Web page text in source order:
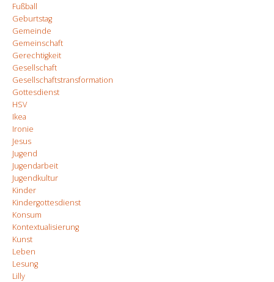
Fußball
Geburtstag
Gemeinde
Gemeinschaft
Gerechtigkeit
Gesellschaft
Gesellschaftstransformation
Gottesdienst
HSV
Ikea
Ironie
Jesus
Jugend
Jugendarbeit
Jugendkultur
Kinder
Kindergottesdienst
Konsum
Kontextualisierung
Kunst
Leben
Lesung
Lilly